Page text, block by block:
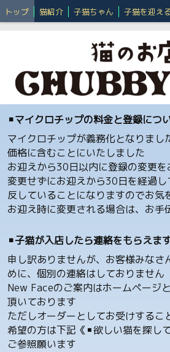
トップ 猫紹介 子猫ちゃん
子猫を迎え
里親募集中 ペット同伴
よくあるご質問
ブリーダーさんへ
▪️マイクロチップの料金と登録につ
マイクロチップが義務化となりまし
価格に含むことにいたしました
お迎えから30日以内に登録の変更を
変更せずにお迎えから30日を経過
反していることになりますのでお気
お迎え時に変更される場合は、お手
▪️子猫が入店したら連絡をもらえま
申し訳ありませんが、お客様みなさ
めに、個別の連絡はしておりません
New Faceのご案内はホームページ
頂いております
ただしオーダーとしてお受けするこ
希望の方は下記《▪️欲しい猫を探し
ご参照願います